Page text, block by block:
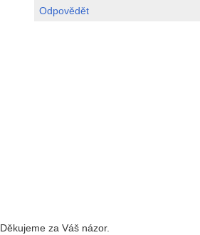
Odpovědět
Děkujeme za Váš názor.